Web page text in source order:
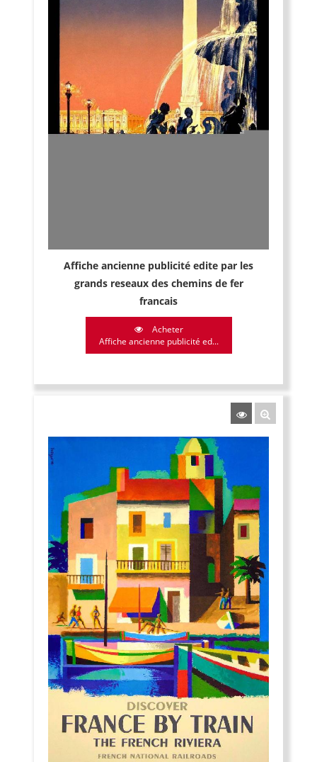
Affiche ancienne publicité edite par les
grands reseaux des chemins de fer
francais
Acheter
Affiche ancienne publicité ed...